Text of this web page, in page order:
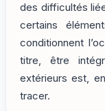
des difficultés
certains
conditionnent
titre, être
extérieurs est,
tracer.